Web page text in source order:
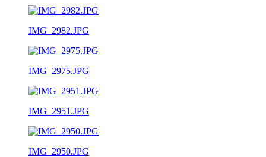
IMG_2982.JPG
IMG_2975.JPG
IMG_2951.JPG
IMG_2950.JPG